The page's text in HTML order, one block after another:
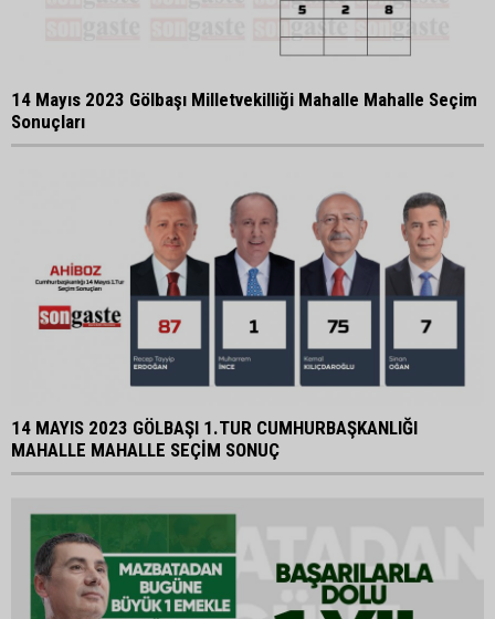
14 Mayıs 2023 Gölbaşı Milletvekilliği Mahalle Mahalle Seçim
Sonuçları
14 MAYIS 2023 GÖLBAŞI 1.TUR CUMHURBAŞKANLIĞI
MAHALLE MAHALLE SEÇİM SONUÇ